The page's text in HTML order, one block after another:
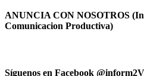
ANUNCIA CON NOSOTROS
Comunicacion Productiva)
Síguenos en Facebook